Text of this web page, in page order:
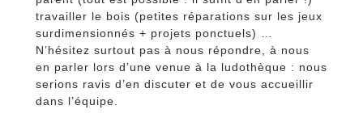
travailler le bois (petites réparations sur les jeux
surdimensionnés + projets ponctuels) …
N’hésitez surtout pas à nous répondre, à nous
en parler lors d’une venue à la ludothèque : nous
serions ravis d’en discuter et de vous accueillir
dans l’équipe.